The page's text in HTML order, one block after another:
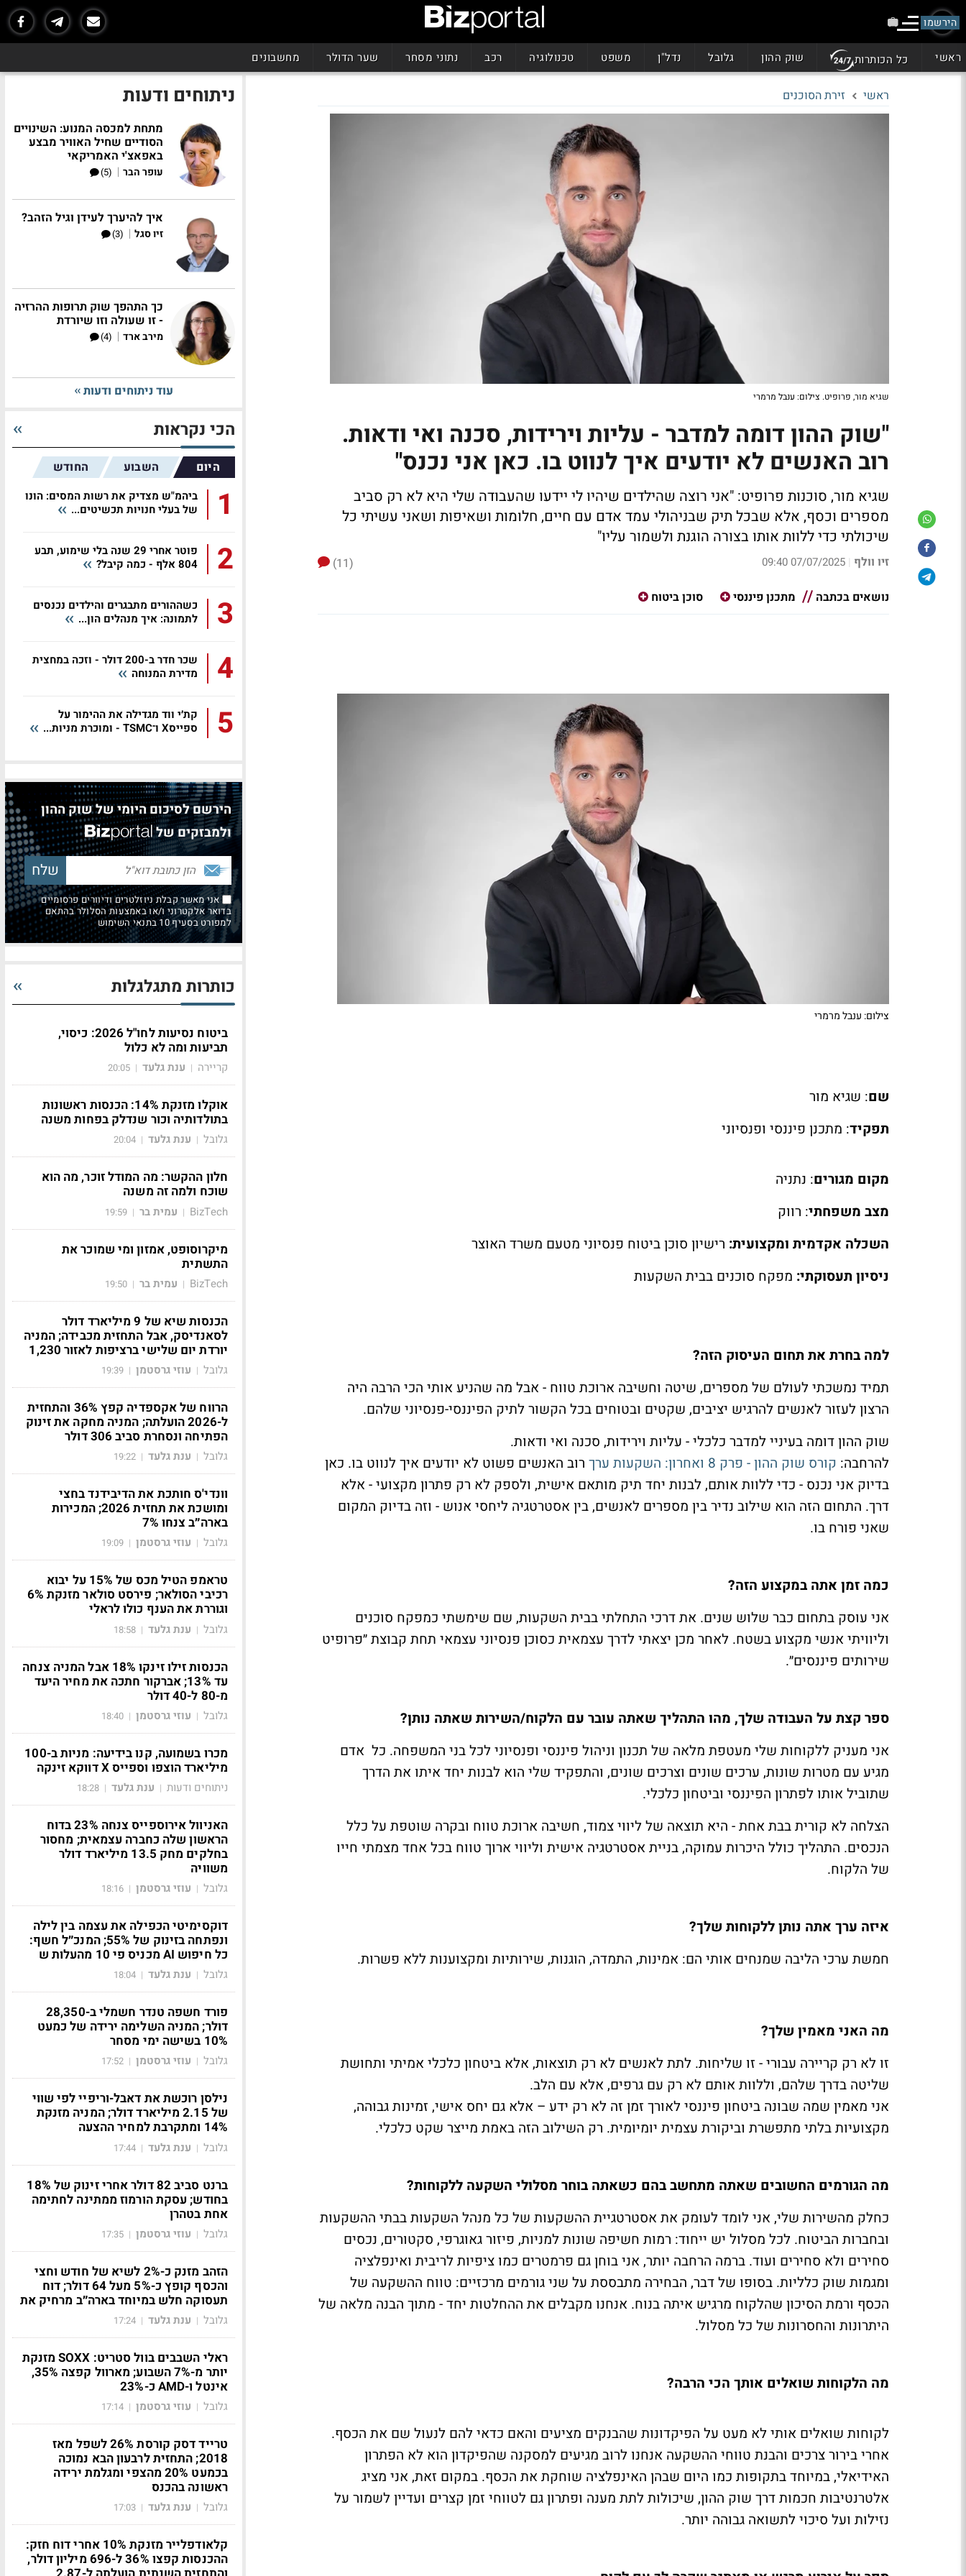
הירשמו
ראשי כל הכותרות שוק ההון גלובל נדל"ן משפט טכנולוגיה רכב נתוני מסחר שער הדולר מחשבונים
ראשי זירת הסוכנים
שגיא מור, פרופיט. צילום: ענבל מרמרי
"שוק ההון דומה למדבר - עליות וירידות, סכנה ואי ודאות.
רוב האנשים לא יודעים איך לנווט בו. כאן אני נכנס"
שגיא מור, סוכנות פרופיט: "אני רוצה שהילדים שיהיו לי יידעו שהעבודה שלי היא לא רק סביב
מספרים וכסף, אלא שבכל תיק שבניהולי עמד אדם עם חיים, חלומות ושאיפות ושאני עשיתי כל
שיכולתי כדי ללוות אותו בצורה הוגנת ולשמור עליו"
זיו וולף |
07/07/2025 09:40
(11)
נושאים בכתבה
מתכנן פיננסי סוכן ביטוח
צילום: ענבל מרמרי
שם: שגיא מור
תפקיד: מתכנן פיננסי ופנסיוני
מקום מגורים: נתניה
מצב משפחתי: רווק
השכלה אקדמית ומקצועית: רישיון סוכן ביטוח פנסיוני מטעם משרד האוצר
ניסיון תעסוקתי: מפקח סוכנים בבית השקעות
למה בחרת את תחום העיסוק הזה?
תמיד נמשכתי לעולם של מספרים, שיטה וחשיבה ארוכת טווח - אבל מה שהניע אותי הכי הרבה היה
הרצון לעזור לאנשים להרגיש יציבים, שקטים ובטוחים בכל הקשור לתיק הפיננסי-פנסיוני שלהם.
שוק ההון דומה בעיניי למדבר כלכלי - עליות וירידות, סכנה ואי ודאות.
להרחבה: קורס שוק ההון - פרק 8 ואחרון: השקעות ערך
רוב האנשים פשוט לא יודעים איך לנווט בו. כאן
בדיוק אני נכנס - כדי ללוות אותם, לבנות יחד תיק מותאם אישית, ולספק לא רק פתרון מקצועי - אלא
דרך. התחום הזה הוא שילוב נדיר בין מספרים לאנשים, בין אסטרטגיה ליחסי אנוש - וזה בדיוק המקום
שאני פורח בו.
כמה זמן אתה במקצוע הזה?
אני עוסק בתחום כבר שלוש שנים. את דרכי התחלתי בבית השקעות, שם שימשתי כמפקח סוכנים
וליוויתי אנשי מקצוע בשטח. לאחר מכן יצאתי לדרך עצמאית כסוכן פנסיוני עצמאי תחת קבוצת ״פרופיט
שירותים פיננסים״.
ספר קצת על העבודה שלך, מהו התהליך שאתה עובר עם הלקוח/השירות שאתה נותן?
אני מעניק ללקוחות שלי מעטפת מלאה של תכנון וניהול פיננסי ופנסיוני לכל בני המשפחה. כל אדם
מגיע עם מטרות שונות, ערכים שונים וצרכים שונים, והתפקיד שלי הוא לבנות יחד איתו את הדרך
שתוביל אותו לפתרון הפיננסי וביטחון כלכלי.
הצלחה לא קורית בבת אחת - היא תוצאה של ליווי צמוד, חשיבה ארוכת טווח ובקרה שוטפת על כלל
הנכסים. התהליך כולל היכרות עמוקה, בניית אסטרטגיה אישית וליווי ארוך טווח בכל אחד מצמתי חייו
של הלקוח.
איזה ערך אתה נותן ללקוחות שלך?
חמשת ערכי הליבה שמנחים אותי הם: אמינות, התמדה, הוגנות, שירותיות ומקצוענות ללא פשרות.
מה האני מאמין שלך?
זו לא רק קריירה עבורי - זו שליחות. לתת לאנשים לא רק תוצאות, אלא ביטחון כלכלי אמיתי ותחושת
שליטה בדרך שלהם, וללוות אותם לא רק עם גרפים, אלא עם הלב.
אני מאמין שמה שבונה ביטחון פיננסי לאורך זמן זה לא רק ידע – אלא גם יחס אישי, זמינות גבוהה,
מקצועיות בלתי מתפשרת וביקורת עצמית יומיומית. רק השילוב הזה באמת מייצר שקט כלכלי.
מה הגורמים החשובים שאתה מתחשב בהם כשאתה בוחר מסלולי השקעה ללקוחות?
כחלק מהשירות שלי, אני לומד לעומק את אסטרטגיית ההשקעות של כל מנהל השקעות בבתי ההשקעות
ובחברות הביטוח. לכל מסלול יש ייחוד: רמות חשיפה שונות למניות, פיזור גאוגרפי, סקטורים, נכסים
סחירים ולא סחירים ועוד. ברמה הרחבה יותר, אני בוחן גם פרמטרים כמו ציפיות לריבית ואינפלציה
ומגמות שוק כלליות. בסופו של דבר, הבחירה מתבססת על שני גורמים מרכזיים: טווח ההשקעה של
הכסף ורמת הסיכון שהלקוח מרגיש איתה בנוח. אנחנו מקבלים את ההחלטות יחד - מתוך הבנה מלאה של
היתרונות והחסרונות של כל מסלול.
מה הלקוחות שואלים אותך הכי הרבה?
לקוחות שואלים אותי לא מעט על הפיקדונות שהבנקים מציעים והאם כדאי להם לנעול שם את הכסף.
אחרי בירור צרכים והבנת טווחי ההשקעה אנחנו לרוב מגיעים למסקנה שהפיקדון הוא לא הפתרון
האידיאלי, במיוחד בתקופות כמו היום שבהן האינפלציה שוחקת את הכסף. במקום זאת, אני מציג
אלטרנטיבות חכמות דרך שוק ההון, שיכולות לתת מענה ופתרון גם לטווחי זמן קצרים ועדיין לשמור על
נזילות ועל סיכוי לתשואה גבוהה יותר.
ניתוחים ודעות
מתחת למכסה המנוע: השינויים
הסודיים שחיל האוויר מבצע
באפאצ'י האמריקאי
עופר הבר |
(5)
איך להיערך לעידן וגיל הזהב?
זיו סגל |
(3)
כך התהפך שוק תרופות ההרזיה
- זו שעולה וזו שיורדת
מירב ארד |
(4)
עוד ניתוחים ודעות
הכי נקראות
היום השבוע החודש
1
ביהמ"ש מצדיק את רשות המסים: הונו
של בעלי חנויות תכשיטים...
2
פוטר אחרי 29 שנה בלי שימוע, תבע
804 אלף - כמה קיבל?
3
כשההורים מתבגרים והילדים נכנסים
לתמונה: איך מנהלים הון...
4
שכר חדר ב-200 דולר - וזכה במחצית
מדירת המנוחה
5
קת׳י ווד מגדילה את ההימור על
ספייסX ו־TSMC - ומוכרת מניות...
הירשם לסיכום היומי של שוק ההון
ולמבזקים של
אני מאשר קבלת ניוזלטרים ודיוורים פרסומיים
בדואר אלקטרוני ו/או באמצעות הסלולר בהתאם
למפורט בסעיף 10 בתנאי השימוש
כותרות מתגלגלות
ביטוח נסיעות לחו"ל 2026: כיסוי,
תביעות ומה לא כלול
קריירה | ענת גלעד |
20:05
אוקלו מזנקת 14%: הכנסות ראשונות
בתולדותיה וכור שנדלק בפחות משנה
גלובל | ענת גלעד |
20:04
חלון ההקשר: מה המודל זוכר, מה הוא
שוכח ולמה זה משנה
BizTech
| עמית בר |
19:59
מיקרוסופט, אמזון ומי שמוכר את
התשתית
BizTech
| עמית בר |
19:50
הכנסות שיא של 9 מיליארד דולר
לסאנדיסק, אבל התחזית מכבידה; המניה
יורדת יום שלישי ברציפות לאזור 1,230
גלובל | עוזי גרסטמן |
19:39
הרווח של אקספדיה קפץ 36% והתחזית
ל-2026 הועלתה; המניה מחקה את זינוק
הפתיחה ונסחרת סביב 306 דולר
גלובל | ענת גלעד |
19:22
וונדי'ס חותכת את הדיבידנד בחצי
ומושכת את תחזית 2026; המכירות
בארה״ב צנחו 7%
גלובל | עוזי גרסטמן |
19:09
טראמפ הטיל מכס של 15% על יבוא
רכיבי הסולאר; פירסט סולאר מזנקת 6%
וגוררת את הענף כולו לראלי
גלובל | ענת גלעד |
18:58
הכנסות זילו זינקו 18% אבל המניה צנחה
עד 13%; אברקור חתכה את מחיר היעד
מ-80 ל-40 דולר
גלובל | עוזי גרסטמן |
18:40
מכרו בשמועה, קנו בידיעה: מניות ב-100
מיליארד הוצפו וספייס X דווקא זינקה
ניתוחים ודעות | ענת גלעד |
18:28
האניוול אירוספייס צנחה 23% בדוח
הראשון שלה כחברה עצמאית; מחסור
בחלקים מחק 13.5 מיליארד דולר
משוויה
גלובל | עוזי גרסטמן |
18:16
דוקסימיטי הכפילה את עצמה בין לילה
ונפתחה בזינוק של 55%; המנכ״ל חשף:
כל חיפוש AI מכניס פי 10 מהעלות ש
גלובל | ענת גלעד |
18:04
פורד חשפה טנדר חשמלי ב-28,350
דולר; המניה השלימה ירידה של כמעט
10% בשישה ימי מסחר
גלובל | עוזי גרסטמן |
17:52
נילסן רוכשת את דאבל-וריפיי לפי שווי
של 2.15 מיליארד דולר; המניה מזנקת
14% ומתקרבת למחיר ההצעה
גלובל | ענת גלעד |
17:44
ברנט סביב 82 דולר אחרי זינוק של 18%
בחודש; עסקת הורמוז ממתינה לחתימה
אחת בטהרן
גלובל | עוזי גרסטמן |
17:35
הזהב מזנק כ-2% לשיא של חודש וחצי
והכסף קופץ כ-5% מעל 64 דולר; דוח
תעסוקה חלש במיוחד בארה״ב מרחיק את
גלובל | ענת גלעד |
17:24
ראלי השבבים בוול סטריט: SOXX מזנקת
יותר מ-7% השבוע; מארוול קפצה 35%,
אינטל ו-AMD כ-23%
גלובל | עוזי גרסטמן |
17:14
טרייד דסק קורסת 26% לשפל מאז
2018; התחזית לרבעון הבא נמוכה
בכמעט 20% מהצפי ומגלמת ירידה
ראשונה בהכנס
גלובל | ענת גלעד |
17:03
קלאודפלייר מזנקת 10% אחרי דוח חזק:
ההכנסות קפצו 36% ל-696 מיליון דולר,